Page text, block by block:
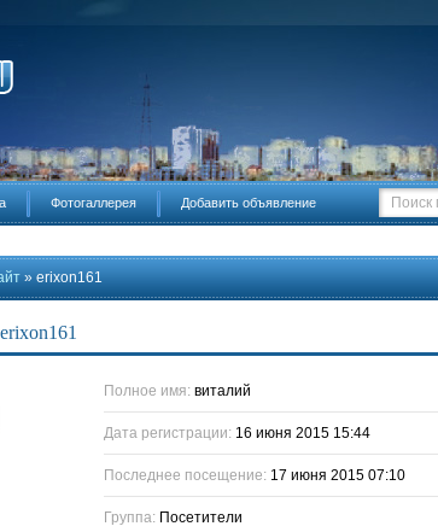
Фотогаллерея Добавить объявление
» erixon161
Полное имя: виталий
Дата регистрации: 16 июня 2015 15:44
Последнее посещение: 17 июня 2015 07:10
Группа: Посетители